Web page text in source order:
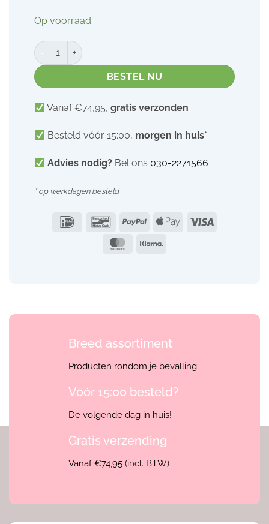
Op voorraad
Lipventiel Ardo Alyssa Handsfree | 2 stuks aantal
BESTEL NU
Vanaf €74,95,gratis verzonden
Besteld vóór 15:00, morgen in huis*
Advies nodig? Bel ons 030-2271566
* op werkdagen besteld
IDeal Bancontact
PayPal Apple
Visa
MasterCard
Klarna
Breed assortiment
Producten rondom je bevalling
Vóór 15:00 besteld?
De volgende dag in huis!
Gratis verzending
Vanaf €74,95 (incl. BTW)